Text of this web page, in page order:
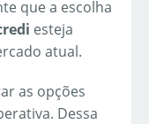
que a escolha
esteja
atual.
as opções
Dessa